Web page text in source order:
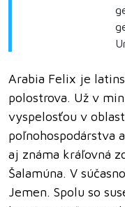
Arabia Felix je
polostrova. Už v
vyspelosťou v
poľnohospodárstva
aj známa kráľovná
Šalamúna. V
Jemen. Spolu so